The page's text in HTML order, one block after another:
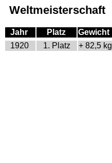
Weltmeisterschaft
Jahr Platz Gewicht
1920
1. Platz + 82,5 kg